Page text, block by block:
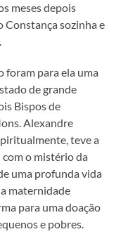
meses depois
Constança sozinha e
foram para ela uma
de grande
Bispos de
Alexandre
teve a
com o mistério da
uma profunda vida
maternidade
para uma doação
e pobres.